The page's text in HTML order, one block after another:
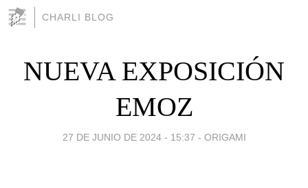
CHARLI BLOG
NUEVA EXPOSICIÓN
EMOZ
27 DE JUNIO DE 2024 - 15:37 - ORIGAMI